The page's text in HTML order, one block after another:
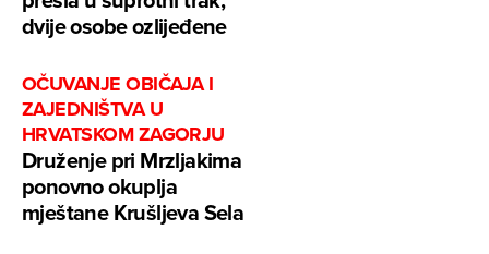
dvije osobe ozlijeđene
OČUVANJE OBIČAJA I
ZAJEDNIŠTVA U
HRVATSKOM ZAGORJU
Druženje pri Mrzljakima
ponovno okuplja
mještane Krušljeva Sela